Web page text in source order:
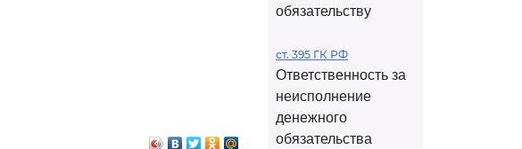
обязательству
ст. 395 ГК РФ
Ответственность за
неисполнение
денежного
обязательства